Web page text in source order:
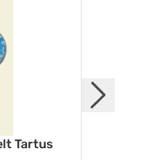
Tartus